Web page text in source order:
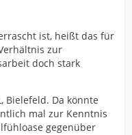
ist, heißt das für
zur
doch stark
Bielefeld. Da könnte
mal zur Kenntnis
gegenüber